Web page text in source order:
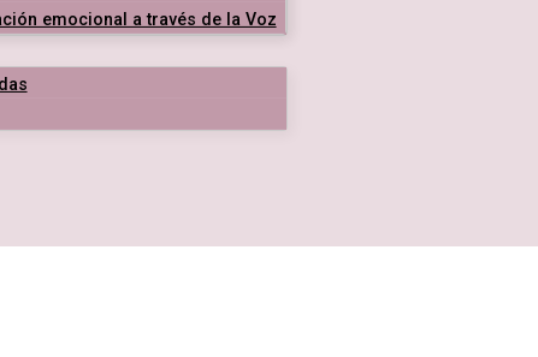
emocional a través de la Voz